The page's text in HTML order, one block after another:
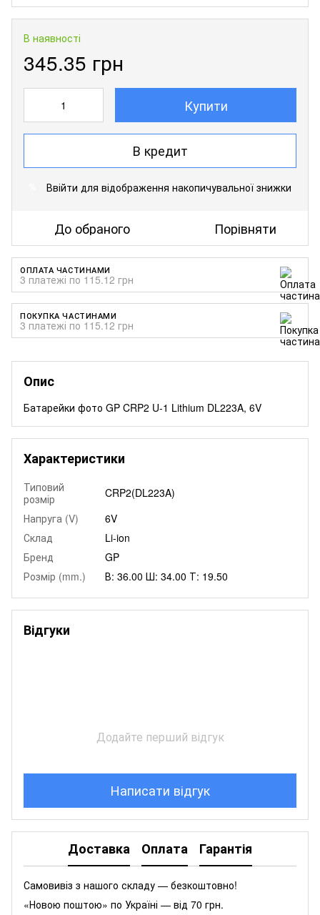
В наявності
345.35 грн
Купити
В кредит
Ввійти для відображення накопичувальної знижки
До обраного Порівняти
ОПЛАТА ЧАСТИНАМИ
3 платежі по 115.12 грн
ПОКУПКА ЧАСТИНАМИ
3 платежі по 115.12 грн
Опис
Батарейки фото GP CRP2 U-1 Lithium DL223A, 6V
Характеристики
Типовий
розмір
CRP2(DL223A)
Напруга (V)
6V
Склад
Li-ion
Бренд
GP
Розмір (mm.)
В: 36.00 Ш: 34.00 Т: 19.50
Відгуки
Додайте перший відгук
Написати відгук
Доставка Оплата Гарантія
Самовивіз з нашого складу — безкоштовно!
«Новою поштою» по Україні — від 70 грн.